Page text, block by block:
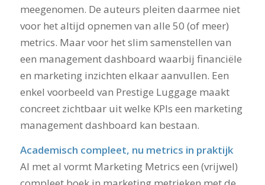
meegenomen. De auteurs pleiten daarmee niet
voor het altijd opnemen van alle 50 (of meer)
metrics. Maar voor het slim samenstellen van
een management dashboard waarbij financiële
en marketing inzichten elkaar aanvullen. Een
enkel voorbeeld van Prestige Luggage maakt
concreet zichtbaar uit welke KPIs een marketing
management dashboard kan bestaan.
Academisch compleet, nu metrics in praktijk
Al met al vormt Marketing Metrics een (vrijwel)